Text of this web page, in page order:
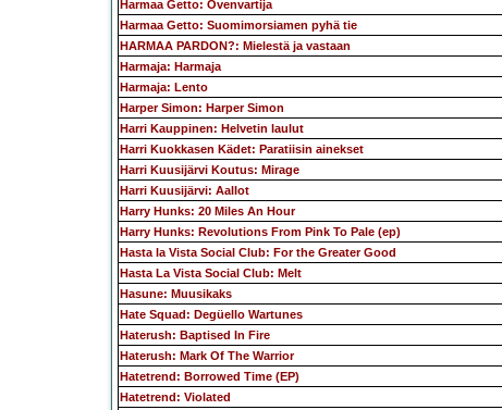
Harmaa Getto: Ovenvartija
Harmaa Getto: Suomimorsiamen pyhä tie
HARMAA PARDON?: Mielestä ja vastaan
Harmaja: Harmaja
Harmaja: Lento
Harper Simon: Harper Simon
Harri Kauppinen: Helvetin laulut
Harri Kuokkasen Kädet: Paratiisin ainekset
Harri Kuusijärvi Koutus: Mirage
Harri Kuusijärvi: Aallot
Harry Hunks: 20 Miles An Hour
Harry Hunks: Revolutions From Pink To Pale (ep)
Hasta la Vista Social Club: For the Greater Good
Hasta La Vista Social Club: Melt
Hasune: Muusikaks
Hate Squad: Degüello Wartunes
Haterush: Baptised In Fire
Haterush: Mark Of The Warrior
Hatetrend: Borrowed Time (EP)
Hatetrend: Violated